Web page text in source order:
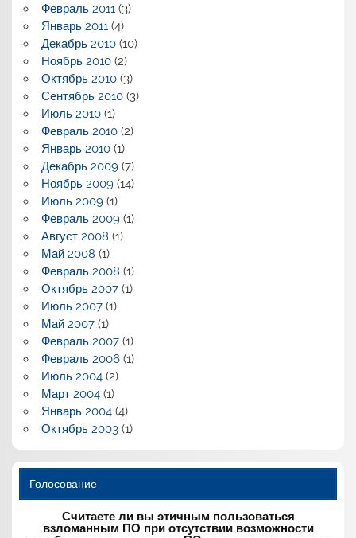
Февраль 2011(3)
Январь 2011(4)
Декабрь 2010(10)
Ноябрь 2010(2)
Октябрь 2010(3)
Сентябрь 2010(3)
Июль 2010(1)
Февраль 2010(2)
Январь 2010(1)
Декабрь 2009(7)
Ноябрь 2009(14)
Июль 2009(1)
Февраль 2009(1)
Август 2008 (1)
Май 2008 (1)
Февраль 2008 (1)
Октябрь 2007(1)
Июль 2007(1)
Май 2007(1)
Февраль 2007(1)
Февраль 2006(1)
Июль 2004(2)
Март 2004(1)
Январь 2004(4)
Октябрь 2003(1)
Голосование
Считаете ли вы этичным пользоваться
взломанным ПО при отсутствии возможности